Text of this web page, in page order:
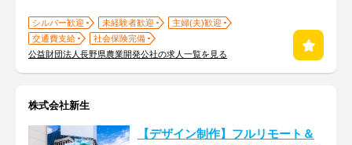
シルバー歓迎 未経験者歓迎
主婦(夫)歓迎
交通費支給
社会保険完備
公益財団法人長野県農業開発公社の求人一覧を見る
株式会社新生
【デザイン制作】フルリモート＆